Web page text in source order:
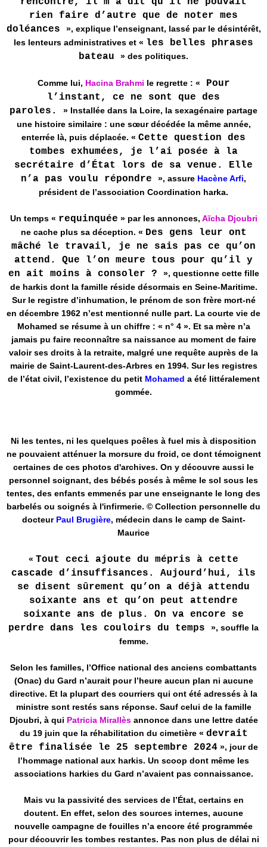
rien faire d’autre que de noter mes
doléances », explique l’enseignant, lassé par le désintérêt,
les lenteurs administratives et « les belles phrases
bateau » des politiques.
Comme lui, Hacina Brahmi le regrette : « Pour
l’instant, ce ne sont que des
paroles. » Installée dans la Loire, la sexagénaire partage
une histoire similaire : une sœur décédée la même année,
enterrée là, puis déplacée. « Cette question des
tombes exhumées, je l’ai posée à la
secrétaire d’État lors de sa venue. Elle
n’a pas voulu répondre », assure Hacène Arfi,
président de l’association Coordination harka.
Un temps « requinquée » par les annonces, Aïcha Djoubri
ne cache plus sa déception. « Des gens leur ont
mâché le travail, je ne sais pas ce qu’on
attend. Que l’on meure tous pour qu’il y
en ait moins à consoler ? », questionne cette fille
de harkis dont la famille réside désormais en Seine-Maritime.
Sur le registre d’inhumation, le prénom de son frère mort-né
en décembre 1962 n’est mentionné nulle part. La courte vie de
Mohamed se résume à un chiffre : « n° 4 ». Et sa mère n’a
jamais pu faire reconnaître sa naissance au moment de faire
valoir ses droits à la retraite, malgré une requête auprès de la
mairie de Saint-Laurent-des-Arbres en 1994. Sur les registres
de l’état civil, l’existence du petit Mohamed a été littéralement
gommée.
Ni les tentes, ni les quelques poêles à fuel mis à disposition
ne pouvaient atténuer la morsure du froid, ce dont témoignent
certaines de ces photos d'archives. On y découvre aussi le
personnel soignant, des bébés posés à même le sol sous les
tentes, des enfants emmenés par une enseignante le long des
barbelés ou soignés à l'infirmerie. © Collection personnelle du
docteurPaul Brugière, médecin dans le camp de Saint-
Maurice
« Tout ceci ajoute du mépris à cette
cascade d’insuffisances. Aujourd’hui, ils
se disent sûrement qu’on a déjà attendu
soixante ans et qu’on peut attendre
soixante ans de plus. On va encore se
perdre dans les couloirs du temps », souffle la
femme.
Selon les familles, l’Office national des anciens combattants
(Onac) du Gard n’aurait pour l’heure aucun plan ni aucune
directive. Et la plupart des courriers qui ont été adressés à la
ministre sont restés sans réponse. Sauf celui de la famille
Djoubri, à qui Patricia Mirallèsannonce dans une lettre datée
du 19 juin que la réhabilitation du cimetière « devrait
être finalisée le 25 septembre 2024 », jour de
l’hommage national aux harkis. Un scoop dont même les
associations harkies du Gard n’avaient pas connaissance.
Mais vu la passivité des services de l’État, certains en
doutent. En effet, selon des sources internes, aucune
nouvelle campagne de fouilles n’a encore été programmée
pour découvrir les tombes restantes. Pas non plus de délai ni